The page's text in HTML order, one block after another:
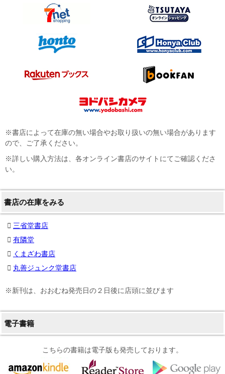
※書店によって在庫の無い場合やお取り扱いの無い場合があります
ので、ご了承ください。
※詳しい購入方法は、各オンライン書店のサイトにてご確認くださ
い。
書店の在庫をみる
三省堂書店
有隣堂
くまざわ書店
丸善ジュンク堂書店
※新刊は、おおむね発売日の２日後に店頭に並びます
電子書籍
こちらの書籍は電子版も発売しております。